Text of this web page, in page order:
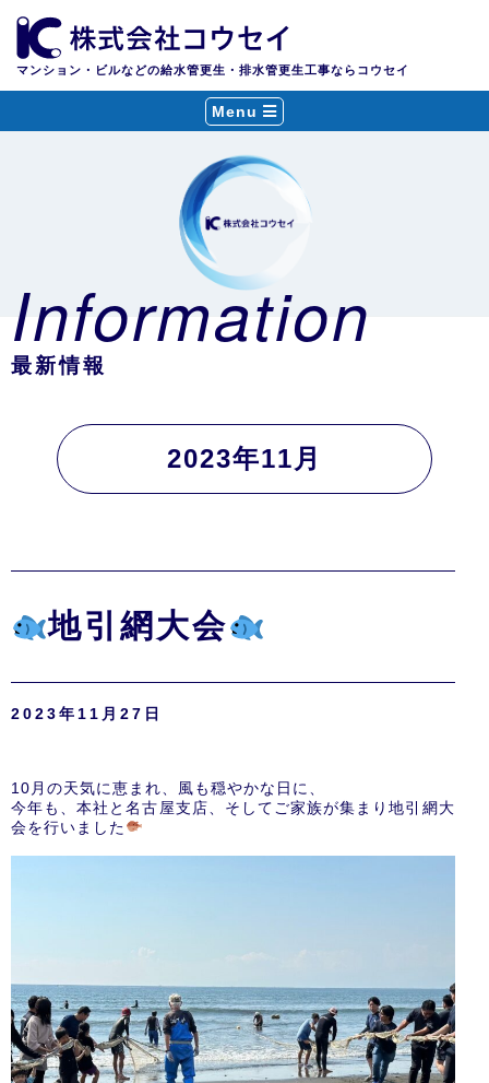
マンション・ビルなどの給水管更生・排水管更生工事ならコウセイ
Menu
Information
最新情報
2023年11月
地引網大会
2023年11月27日
10月の天気に恵まれ、風も穏やかな日に、
今年も、本社と名古屋支店、そしてご家族が集まり地引網大
会を行いました